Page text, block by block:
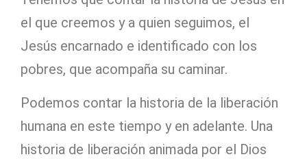
el que creemos y a quien seguimos, el
Jesús encarnado e identificado con los
pobres, que acompaña su caminar.
Podemos contar la historia de la liberación
humana en este tiempo y en adelante. Una
historia de liberación animada por el Dios